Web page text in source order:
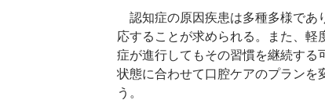
認知症の原因疾患は多種多様であ
応することが求められる。また、
症が進行してもその習慣を継続する
状態に合わせて口腔ケアのプランを
う。